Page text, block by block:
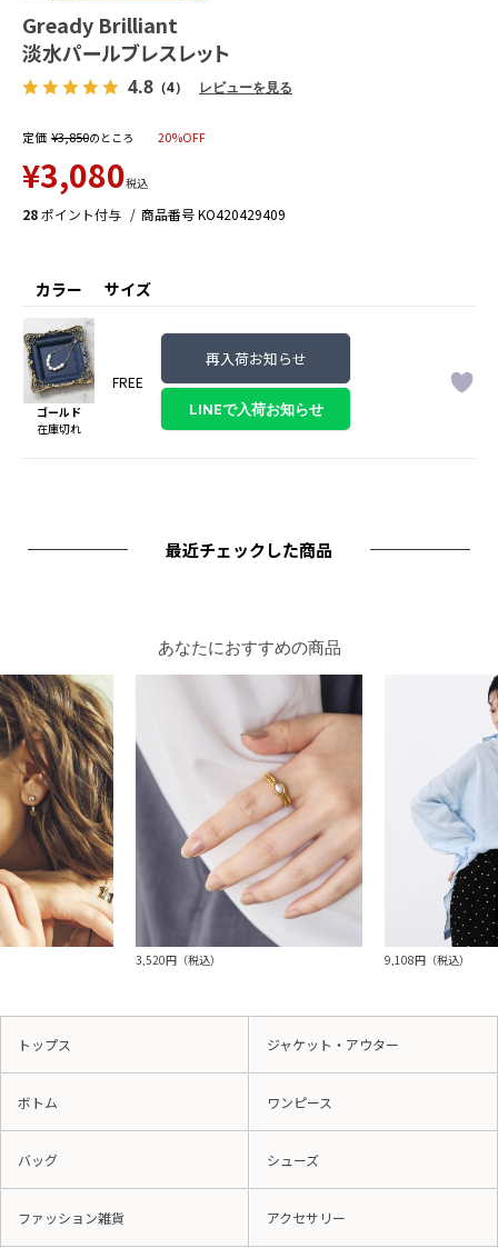
Gready Brilliant
淡水パールブレスレット
4.8 （4） レビューを見る
定価 ¥3,850のところ 20%OFF
¥3,080税込
28ポイント付与 商品番号KO420429409
サイズ
カラー
ゴールド
在庫切れ
FREE
再入荷お知らせ
最近チェックした商品
あなたにおすすめの商品
3,520円（税込） 9,108円（税込）
トップス ジャケット・アウター
ボトム ワンピース
バッグ シューズ
ファッション雑貨 アクセサリー